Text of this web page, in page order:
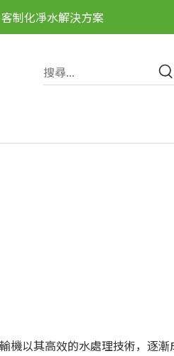
客制化凈水解決方案
機以其高效的水處理技術，逐